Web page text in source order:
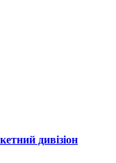
дивізіон